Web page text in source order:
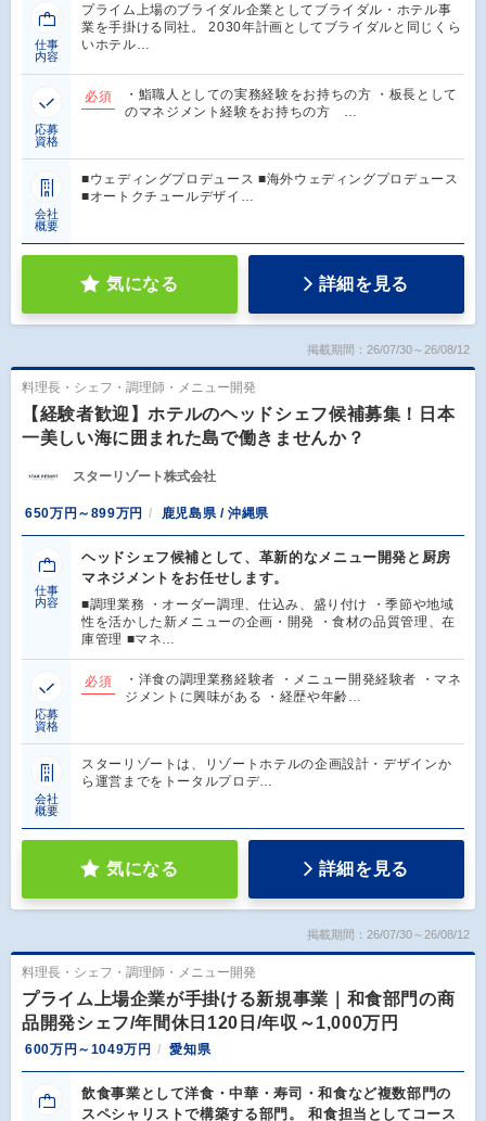
仕事
内容
プライム上場のブライダル企業としてブライダル・ホテル事
業を手掛ける同社。 2030年計画としてブライダルと同じくら
いホテル…
応募
資格
必須
・鮨職人としての実務経験をお持ちの方 ・板長として
のマネジメント経験をお持ちの方 …
会社
概要
■ウェディングプロデュース ■海外ウェディングプロデュース
■オートクチュールデザイ…
気になる 詳細を見る
掲載期間：26/07/30～26/08/12
料理長・シェフ・調理師・メニュー開発
【経験者歓迎】ホテルのヘッドシェフ候補募集！日本
一美しい海に囲まれた島で働きませんか？
スターリゾート株式会社
650万円～899万円 鹿児島県 / 沖縄県
仕事
内容
ヘッドシェフ候補として、革新的なメニュー開発と厨房
マネジメントをお任せします。
■調理業務 ・オーダー調理、仕込み、盛り付け ・季節や地域
性を活かした新メニューの企画・開発 ・食材の品質管理、在
庫管理 ■マネ…
応募
資格
必須
・洋食の調理業務経験者 ・メニュー開発経験者 ・マネ
ジメントに興味がある ・経歴や年齢…
会社
概要
スターリゾートは、リゾートホテルの企画設計・デザインか
ら運営までをトータルプロデ…
気になる 詳細を見る
掲載期間：26/07/30～26/08/12
料理長・シェフ・調理師・メニュー開発
プライム上場企業が手掛ける新規事業｜和食部門の商
品開発シェフ/年間休日120日/年収～1,000万円
600万円～1049万円 愛知県
飲食事業として洋食・中華・寿司・和食など複数部門の
スペシャリストで構築する部門。 和食担当としてコース